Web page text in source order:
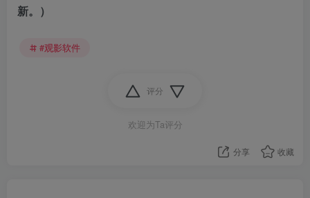
新。）
#观影软件
评分
欢迎为Ta评分
分享 收藏